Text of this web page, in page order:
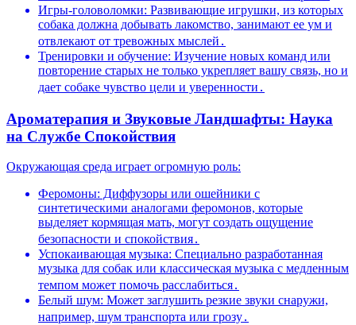
Игры-головоломки: Развивающие игрушки, из которых
собака должна добывать лакомство, занимают ее ум и
отвлекают от тревожных мыслей․
Тренировки и обучение: Изучение новых команд или
повторение старых не только укрепляет вашу связь, но и
дает собаке чувство цели и уверенности․
Ароматерапия и Звуковые Ландшафты: Наука
на Службе Спокойствия
Окружающая среда играет огромную роль:
Феромоны: Диффузоры или ошейники с
синтетическими аналогами феромонов, которые
выделяет кормящая мать, могут создать ощущение
безопасности и спокойствия․
Успокаивающая музыка: Специально разработанная
музыка для собак или классическая музыка с медленным
темпом может помочь расслабиться․
Белый шум: Может заглушить резкие звуки снаружи,
например, шум транспорта или грозу․